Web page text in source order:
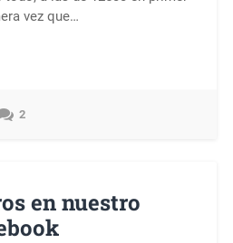
vez que…
2
en nuestro